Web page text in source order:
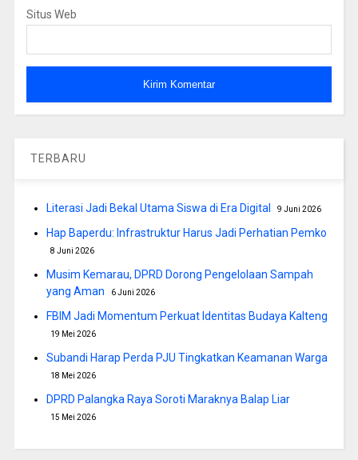
Situs Web
TERBARU
Literasi Jadi Bekal Utama Siswa di Era Digital 9 Juni 2026
Hap Baperdu: Infrastruktur Harus Jadi Perhatian Pemko
8 Juni 2026
Musim Kemarau, DPRD Dorong Pengelolaan Sampah
yang Aman
6 Juni 2026
FBIM Jadi Momentum Perkuat Identitas Budaya Kalteng
19 Mei 2026
Subandi Harap Perda PJU Tingkatkan Keamanan Warga
18 Mei 2026
DPRD Palangka Raya Soroti Maraknya Balap Liar
15 Mei 2026